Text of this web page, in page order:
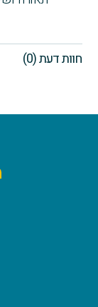
חוות דעת (0)